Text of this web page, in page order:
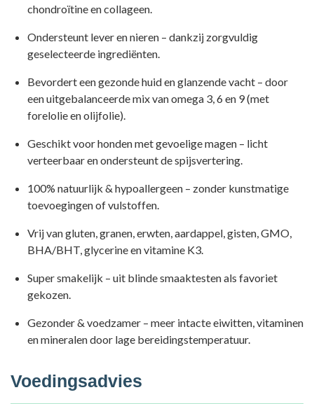
chondroïtine en collageen.
Ondersteunt lever en nieren – dankzij zorgvuldig
geselecteerde ingrediënten.
Bevordert een gezonde huid en glanzende vacht – door
een uitgebalanceerde mix van omega 3, 6 en 9 (met
forelolie en olijfolie).
Geschikt voor honden met gevoelige magen – licht
verteerbaar en ondersteunt de spijsvertering.
100% natuurlijk & hypoallergeen – zonder kunstmatige
toevoegingen of vulstoffen.
Vrij van gluten, granen, erwten, aardappel, gisten, GMO,
BHA/BHT, glycerine en vitamine K3.
Super smakelijk – uit blinde smaaktesten als favoriet
gekozen.
Gezonder & voedzamer – meer intacte eiwitten, vitaminen
en mineralen door lage bereidingstemperatuur.
Voedingsadvies